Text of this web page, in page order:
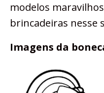
modelos
brincadeiras nesse
Imagens da